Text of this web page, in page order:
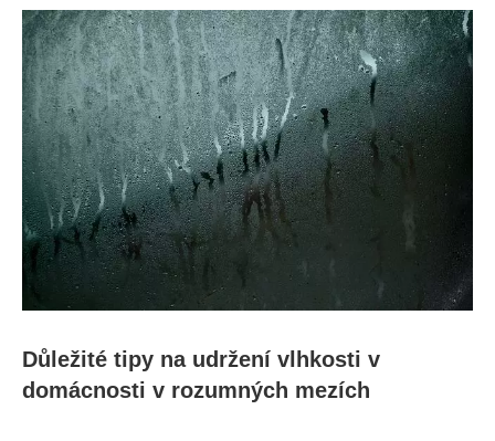
Důležité tipy na udržení vlhkosti v
domácnosti v rozumných mezích